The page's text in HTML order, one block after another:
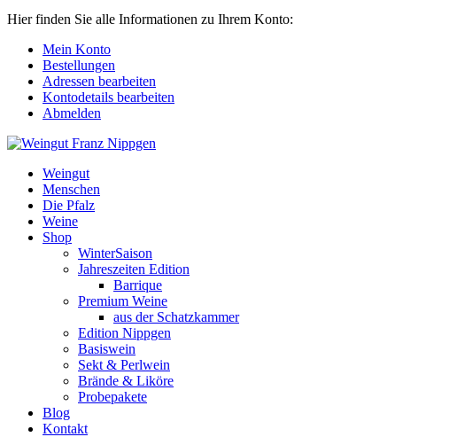
Hier finden Sie alle Informationen zu Ihrem Konto:
Mein Konto
Bestellungen
Adressen bearbeiten
Kontodetails bearbeiten
Abmelden
Weingut
Menschen
Die Pfalz
Weine
Shop
WinterSaison
Jahreszeiten Edition
Barrique
Premium Weine
aus der Schatzkammer
Edition Nippgen
Basiswein
Sekt & Perlwein
Brände & Liköre
Probepakete
Blog
Kontakt